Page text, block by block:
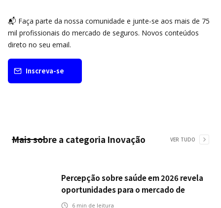
📬 Faça parte da nossa comunidade e junte-se aos mais de 75
mil profissionais do mercado de seguros. Novos conteúdos
direto no seu email.
Inscreva-se
Mais sobre a categoria Inovação VER TUDO
Percepção sobre saúde em 2026 revela
oportunidades para o mercado de
seguros ampliar cobertura e prevenção
6 min de leitura